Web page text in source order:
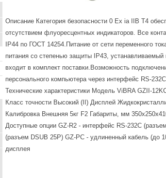
ОписаниеКатегория безопасности 0 Ex ia IIB T4
отсутствием флуоресцентных индикаторов. Все
IP44 по ГОСТ 14254.Питание от сети переменного
питания со степенью защиты IP43,
входит в комплект поставки.Возможность
персонального компьютера через интерфейс RS-
Технические характеристики Модель ViBRA GZII-
Класс точности Высокий (II) Дисплей
Калибровка Внешняя 5кг F2 Габариты, мм
Доступные опции GZ-R2 - интерфейс RS-232C
(разъем DSUB 25P) GZ-PC - удлиненный кабель (до
дисплея